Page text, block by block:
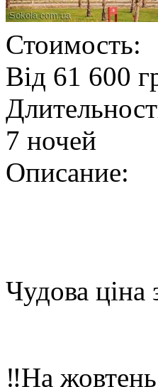
Стоимость:
Від 61 600
7 ночей
Описание:
Чудова ціна
‼️На